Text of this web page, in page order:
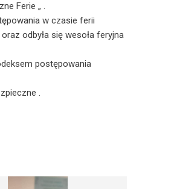
Ferie „ .
w czasie ferii
odbyła się wesoła feryjna
postępowania
.